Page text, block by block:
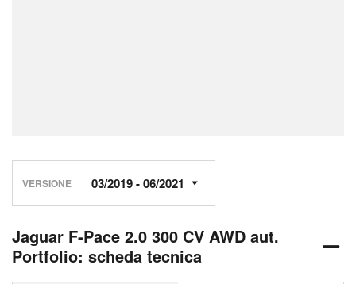
VERSIONE
Jaguar F-Pace 2.0 300 CV AWD aut.
Portfolio: scheda tecnica